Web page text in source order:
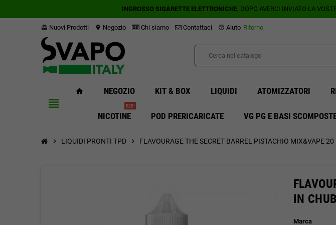
INGROSSO SIGARETTE ELETTRONICHE, DOPO AVERCI INVIATO LA
card_giftcard Nuovi Prodotti location_on Negozio Chi siamo Contattaci help_outline Aiuto Ritorno
view_headline
home NEGOZIO KIT & BOX LIQUIDI ATOMIZZATORI
NICOTINE
B2B!
POD PRERICARICATE VG PG E BASI
chevron_right LIQUIDI PRONTI TPD chevron_right FLAVOURAGE THE SECRET BARREL PISTACHIO MIX&VAPE
IN
Marca